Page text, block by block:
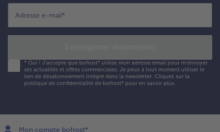
Adresse e-mail*
* Oui ! J'accepte que bofrost* utilise mon adresse email pour m'envoyer
ses actualités et offres commerciales. Je peux à tout moment utiliser le
lien de désabonnement intégré dans la newsletter. Cliquez sur la
politique de confidentialité de bofrost* pour en savoir plus.
Mon compte bofrost*